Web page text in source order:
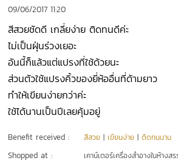
09/06/2017 11:20
สีสวยชัดดี เกลี่ยง่าย ติดทนดีค่ะ
ไม่เป็นฝุ่นร่วงเยอะ
อันนี้ก็แล้วแต่แปรงที่ใช้ด้วยนะ
ส่วนตัวใช้แปรงคิ้วของยี่ห้ออื่นที่ด้ามยาว
ทำให้เขียนง่ายกว่าค่ะ
ใช้ได้นานเป็นปีเลยคุ้มอยู่
Benefit received : สีสวย |เขียนง่าย |ติดทนนาน
Shopped at : เคาน์เตอร์เครื่องสำอางในห้างส